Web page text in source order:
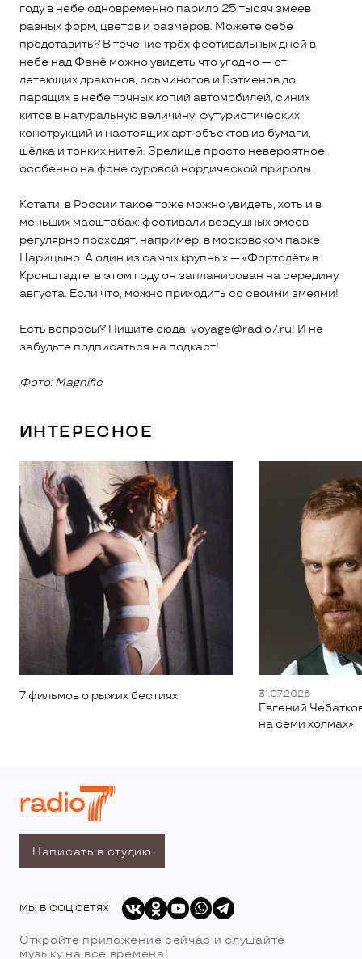
году в небе одновременно парило 25 тысяч змеев
разных форм, цветов и размеров. Можете себе
представить? В течение трёх фестивальных дней в
небе над Фанё можно увидеть что угодно — от
летающих драконов, осьминогов и Бэтменов до
парящих в небе точных копий автомобилей, синих
китов в натуральную величину, футуристических
конструкций и настоящих арт-объектов из бумаги,
шёлка и тонких нитей. Зрелище просто невероятное,
особенно на фоне суровой нордической природы.
Кстати, в России такое тоже можно увидеть, хоть и в
меньших масштабах: фестивали воздушных змеев
регулярно проходят, например, в московском парке
Царицыно. А один из самых крупных — «Фортолёт» в
Кронштадте, в этом году он запланирован на середину
августа. Если что, можно приходить со своими змеями!
Есть вопросы? Пишите сюда: voyage@radio7.ru! И не
забудьте подписаться на подкаст!
Фото: Magnific
ИНТЕРЕСНОЕ
7 фильмов о рыжих бестиях 31.07.2026
Евгений
на семи холмах»
Написать в студию
МЫ В СОЦ СЕТЯХ
Откройте приложение сейчас и слушайте
музыку на все времена!